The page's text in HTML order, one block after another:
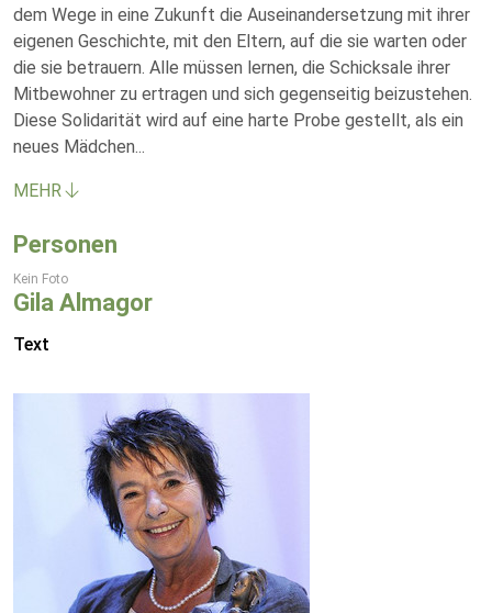
dem Wege in eine Zukunft die Auseinandersetzung mit ihrer
eigenen Geschichte, mit den Eltern, auf die sie warten oder
die sie betrauern. Alle müssen lernen, die Schicksale ihrer
Mitbewohner zu ertragen und sich gegenseitig beizustehen.
Diese Solidarität wird auf eine harte Probe gestellt, als ein
neues Mädchen...
MEHR
Personen
Kein Foto
Gila Almagor
Text